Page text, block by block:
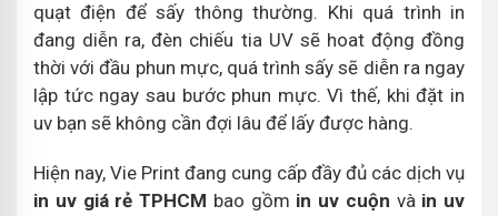
quạt điện để sấy thông thường. Khi quá trình in
đang diễn ra, đèn chiếu tia UV sẽ hoat động đồng
thời với đầu phun mực, quá trình sấy sẽ diễn ra ngay
lập tức ngay sau bước phun mực. Vì thế, khi đặt in
uv bạn sẽ không cần đợi lâu để lấy được hàng.
Hiện nay, Vie Print đang cung cấp đầy đủ các dịch vụ
in uv giá rẻ TPHCM bao gồm in uv cuộn và in uv